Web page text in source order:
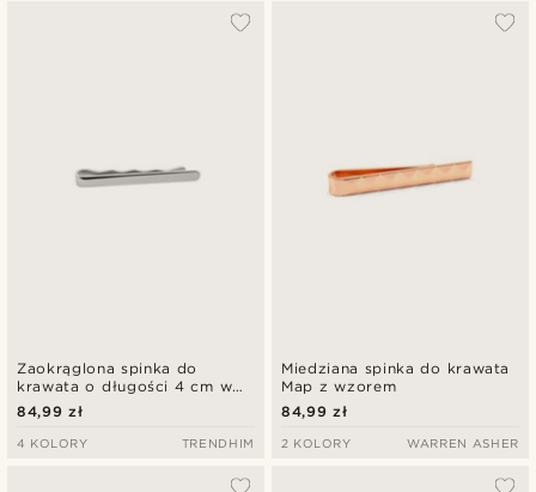
Zaokrąglona spinka do
krawata o długości 4 cm w
kolorze polerowanego srebra
84,99 zł
4 KOLORY TRENDHIM
Miedziana spinka do krawata
Map z wzorem
84,99 zł
2 KOLORY WARREN ASHER